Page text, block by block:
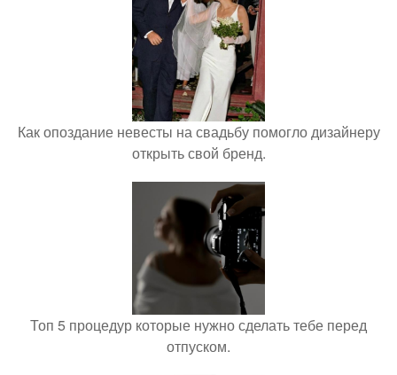
Как опоздание невесты на свадьбу помогло дизайнеру
открыть свой бренд.
Топ 5 процедур которые нужно сделать тебе перед
отпуском.